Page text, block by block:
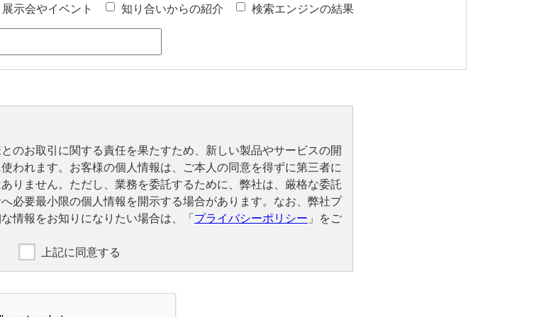
展示会やイベント 知り合いからの紹介 検索エンジンの結果
のお取引に関する責任を果たすため、新しい製品やサービスの開
われます。お客様の個人情報は、ご本人の同意を得ずに第三者に
りません。ただし、業務を委託するために、弊社は、厳格な委託
必要最小限の個人情報を開示する場合があります。なお、弊社プ
情報をお知りになりたい場合は、「プライバシーポリシー 」をご
上記に同意する